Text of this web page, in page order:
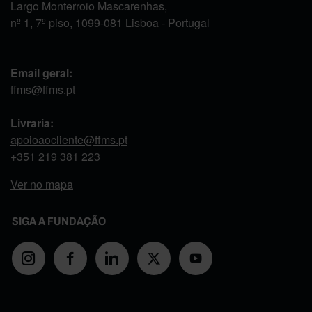
Largo Monterroio Mascarenhas,
nº 1, 7º piso, 1099-081 Lisboa - Portugal
Email geral:
ffms@ffms.pt
Livraria:
apoioaocliente@ffms.pt
+351 219 381 223
Ver no mapa
SIGA A FUNDAÇÃO